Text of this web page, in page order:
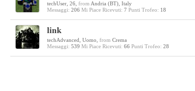
techUser , 26, from Andria (BT), Italy
Messaggi: 206 Mi Piace Ricevuti: 7 Punti Trofeo: 18
link
techAdvanced , Uomo, from Crema
Messaggi: 539 Mi Piace Ricevuti: 66 Punti Trofeo: 28